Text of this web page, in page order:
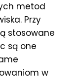
metod
Przy
stosowane
są one
w